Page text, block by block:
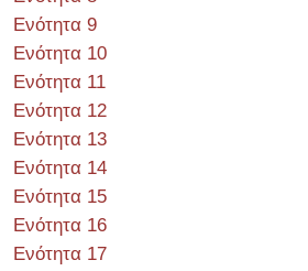
Ενότητα 9
Ενότητα 10
Ενότητα 11
Ενότητα 12
Ενότητα 13
Ενότητα 14
Ενότητα 15
Ενότητα 16
Ενότητα 17